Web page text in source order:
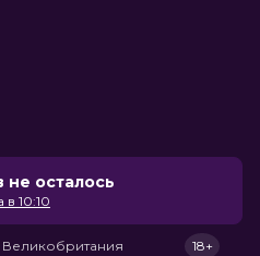
не осталось
10:10
Великобритания 18+